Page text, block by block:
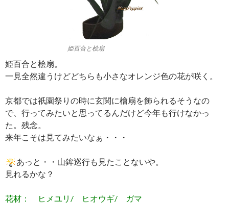
姫百合と桧扇
姫百合と桧扇。
一見全然違うけどどちらも小さなオレンジ色の花が咲く。
京都では祇園祭りの時に玄関に檜扇を飾られるそうなの
で、行ってみたいと思ってるんだけど今年も行けなかっ
た。残念。
来年こそは見てみたいなぁ・・・
あっと・・山鉾巡行も見たことないや。
見れるかな？
花材： ヒメユリ/ ヒオウギ/ ガマ